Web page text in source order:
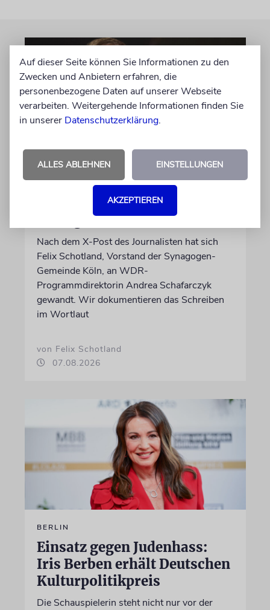
MEINUNG
Wie Georg Restle die
Glaubwürdigkeit des ÖRR
untergräbt
Nach dem X-Post des Journalisten hat sich
Felix Schotland, Vorstand der Synagogen-
Gemeinde Köln, an WDR-
Programmdirektorin Andrea Schafarczyk
gewandt. Wir dokumentieren das Schreiben
im Wortlaut
von Felix Schotland
07.08.2026
BERLIN
Einsatz gegen Judenhass:
Iris Berben erhält Deutschen
Kulturpolitikpreis
Die Schauspielerin steht nicht nur vor der
Auf dieser Seite können Sie Informationen zu den
Zwecken und Anbietern erfahren, die
personenbezogene Daten auf unserer Webseite
verarbeiten. Weitergehende Informationen finden Sie
in unserer Datenschutzerklärung.
ALLES ABLEHNEN EINSTELLUNGEN
AKZEPTIEREN